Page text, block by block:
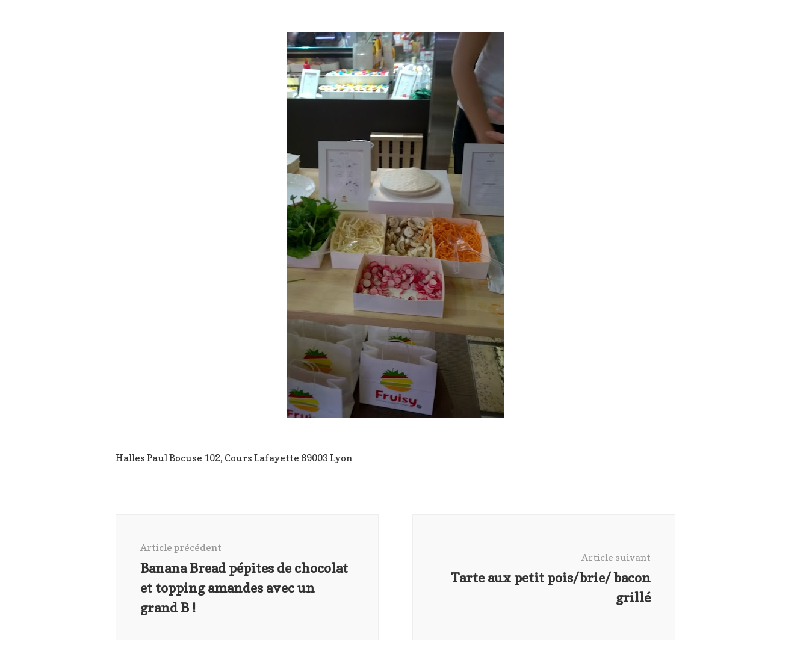
Halles Paul Bocuse 102, Cours Lafayette 69003 Lyon
Article précédent
Banana Bread pépites de chocolat
et topping amandes avec un
grand B !
Article suivant
Tarte aux petit pois/brie/ bacon
grillé